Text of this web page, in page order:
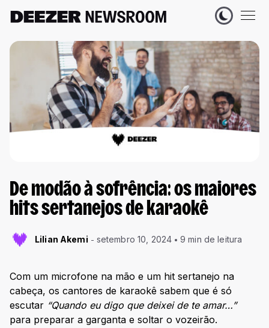
De modão à sofrência: os maiores
hits sertanejos de karaokê
Lilian Akemi setembro 10, 2024 9 min de leitura
Com um microfone na mão e um hit sertanejo na
cabeça, os cantores de karaokê sabem que é só
escutar “Quando eu digo que deixei de te amar…”
para preparar a garganta e soltar o vozeirão.